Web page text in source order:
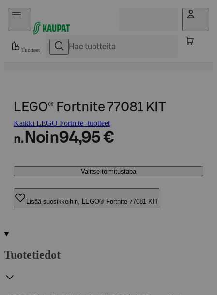
Hyppää sisältöön
Tuotteet
LEGO® Fortnite 77081 KIT
Kaikki LEGO Fortnite -tuotteet
n. Noin94,95 €
Valitse toimitustapa
Lisää suosikkeihin, LEGO® Fortnite 77081 KIT
Tuotetiedot